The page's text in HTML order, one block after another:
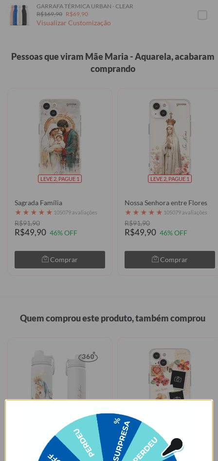
GARRAFA TÉRMICA URBAN - CLEAR
R$169,90 R$69,90
Visualizar Customização
Pessoas que viram Mãe Maria - Aquarela, acabaram
comprando
LEVE 2, PAGUE 1
Sagrada Família
★ ★ ★ ★ ★ 105079 avaliações
R$91,90
R$49,90 46% OFF
Comprar
LEVE 2, PAGUE 1
Nossa Senhora entre Flores
★ ★ ★ ★ ★ 105079 avaliações
R$91,90
R$49,90 46% OFF
Comprar
Quem comprou este produto, também comprou
GANHE UMA BASE
+15
Garrafa Térmica Fresh + Ebook - Mãe Maria - Aquarela
LEVE 2, PAGUE 1
Floral Scrapbook